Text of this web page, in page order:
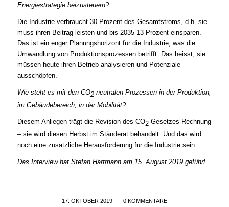
Energiestrategie beizusteuern?
Die Industrie verbraucht 30 Prozent des Gesamtstroms, d.h. sie
muss ihren Beitrag leisten und bis 2035 13 Prozent einsparen.
Das ist ein enger Planungshorizont für die Industrie, was die
Umwandlung von Produktionsprozessen betrifft. Das heisst, sie
müssen heute ihren Betrieb analysieren und Potenziale
ausschöpfen.
Wie steht es mit den CO2-neutralen Prozessenin der Produktion,
im Gebäudebereich, in der Mobilität?
Diesem Anliegen trägt die Revision des CO2-Gesetzes Rechnung
– sie wird diesen Herbst im Ständerat behandelt. Und das wird
noch eine zusätzliche Herausforderung für die Industrie sein.
Das Interview hat Stefan Hartmann am 15. August 2019 geführt.
17. OKTOBER 2019
/ 0 KOMMENTARE